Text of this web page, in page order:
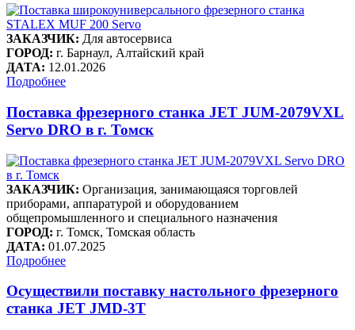
ЗАКАЗЧИК: Для автосервиса
ГОРОД: г. Барнаул, Алтайский край
ДАТА: 12.01.2026
Подробнее
Поставка фрезерного станка JET JUM-2079VXL
Servo DRO в г. Томск
ЗАКАЗЧИК: Организация, занимающаяся торговлей
приборами, аппаратурой и оборудованием
общепромышленного и специального назначения
ГОРОД: г. Томск, Томская область
ДАТА: 01.07.2025
Подробнее
Осуществили поставку настольного фрезерного
станка JET JMD-3T